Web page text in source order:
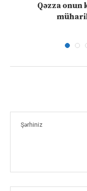
Qəzza onun